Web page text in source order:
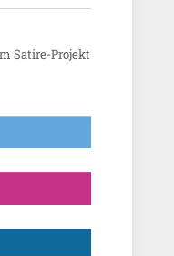
Satire-Projekt